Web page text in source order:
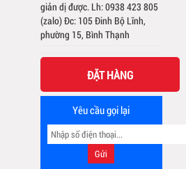
giản dị được. Lh: 0938 423 805
(zalo) Đc: 105 Đinh Bộ Lĩnh,
phường 15, Bình Thạnh
ĐẶT HÀNG
Yêu cầu gọi lại